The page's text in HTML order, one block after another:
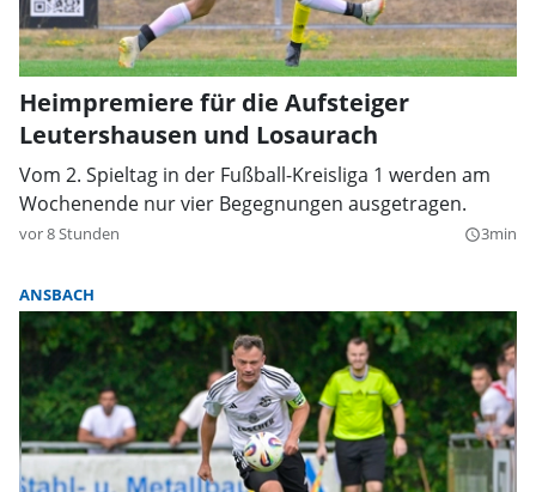
Heimpremiere für die Aufsteiger
Leutershausen und Losaurach
Vom 2. Spieltag in der Fußball-Kreisliga 1 werden am
Wochenende nur vier Begegnungen ausgetragen.
vor 8 Stunden query_builder3min
ANSBACH